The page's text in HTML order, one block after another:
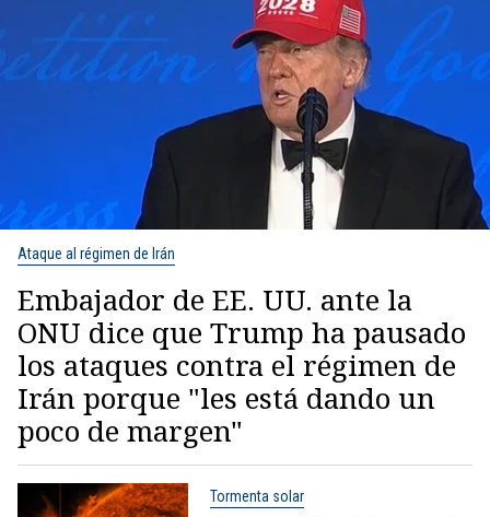
Ataque al régimen de Irán
Embajador de EE. UU. ante la
ONU dice que Trump ha pausado
los ataques contra el régimen de
Irán porque "les está dando un
poco de margen"
Tormenta solar